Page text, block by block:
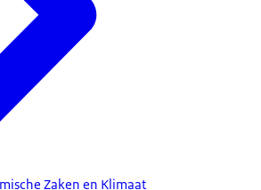
Zaken en Klimaat